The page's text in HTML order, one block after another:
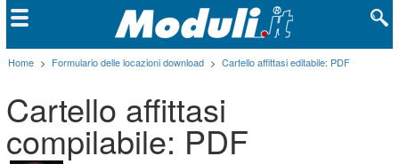
Home > Formulario delle locazioni download > Cartello affittasi editabile: PDF
Cartello affittasi
compilabile: PDF